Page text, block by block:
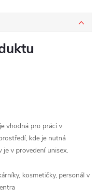
vhodná pro práci v
kde je nutná
je v provedení unisex.
kosmetičky, personál v